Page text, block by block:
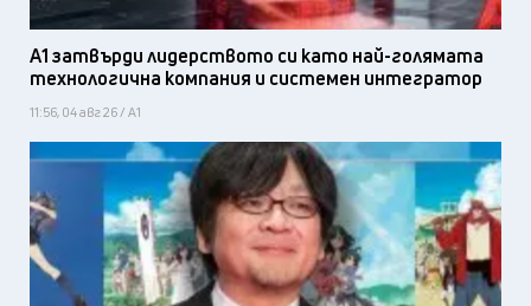
А1 затвърди лидерството си като най-голямата
технологична компания и системен интегратор
11:56, 04 авг 26 / А1